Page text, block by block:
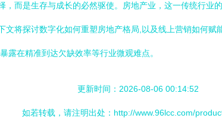
而是生存与成长的必然驱使。房地产业，这一传统行
将探讨数字化如何重塑房地产格局,以及线上营销如何
露在精准到达欠缺效率等行业微观难点。
更新时间：2026-08-06 00:14:52
如若转载，请注明出处：http://www.96lcc.com/